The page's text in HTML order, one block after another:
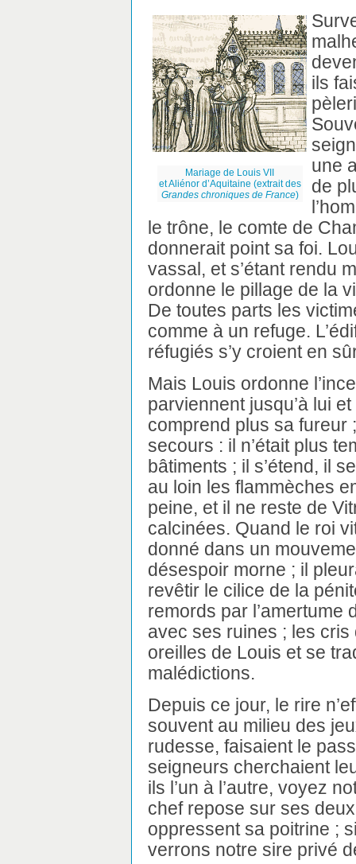
Mariage de Louis VII
et Aliénor d’Aquitaine (extrait des
Grandes chroniques de France)
ils
une
de
le trône, le comte de
donnerait point sa foi.
vassal, et s’étant rendu
ordonne le pillage de la
De toutes parts les
comme à un refuge.
réfugiés s’y croient en
Mais Louis ordonne
parviennent jusqu’à lui
comprend plus sa fureur
secours : il n’était plus
bâtiments ; il s’étend, il
au loin les flammèches
peine, et il ne reste de
calcinées. Quand le roi
donné dans un
désespoir morne ; il
revêtir le cilice de la
remords par l’amertume
avec ses ruines ; les
oreilles de Louis et se
malédictions.
Depuis ce jour, le rire
souvent au milieu des
rudesse, faisaient le
seigneurs cherchaient
ils l’un à l’autre, voyez
chef repose sur ses
oppressent sa poitrine ;
verrons notre sire privé